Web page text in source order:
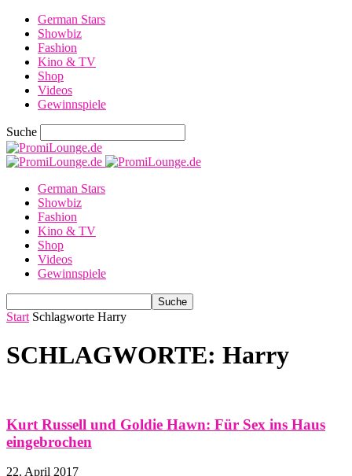
German Stars
Showbiz
Fashion
Kino & TV
Shop
Videos
Gewinnspiele
Suche
German Stars
Showbiz
Fashion
Kino & TV
Shop
Videos
Gewinnspiele
Start Schlagworte Harry
SCHLAGWORTE: Harry
Kurt Russell und Goldie Hawn: Für Sex ins Haus
eingebrochen
22. April 2017